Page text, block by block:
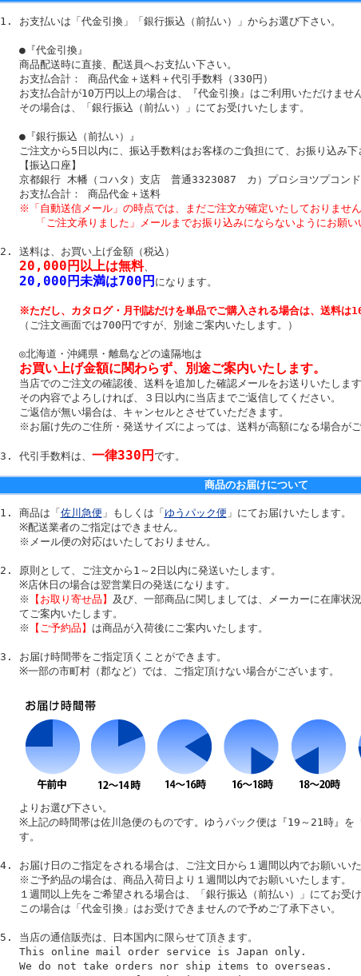
お支払いは「代金引換」「銀行振込（前払い）」からお選び下さい。
●『代金引換』
商品配送時に直接、配送員へお支払い下さい。
お支払合計： 商品代金＋送料＋代引手数料（330円）
お支払合計が10万円以上の場合は、『代金引換』はご利用いただけません
その場合は、「銀行振込（前払い）」にてお受けいたします。
●『銀行振込（前払い）』
ご注文から5日以内に、振込手数料はお客様のご負担にて、お振り込み下
【振込口座】
京都銀行 木幡（コハタ）支店 普通3323087 カ）プロシヨツプコンド
お支払合計： 商品代金＋送料
※「自動送信メール」の時点では、まだご注文が確定いたしておりません
「ご注文承りました」メールまでお振り込みにならないようにお願い
送料は、お買い上げ金額（税込）
20,000円以上は無料、
20,000円未満は700円 になります。
※ただし、カタログ・月刊誌だけを単品でご購入される場合は、送料は
（ご注文画面では700円ですが、別途ご案内いたします。）
◎北海道・沖縄県・離島などの遠隔地は
お買い上げ金額に関わらず、別途ご案内いたします。
当店でのご注文の確認後、送料を追加した確認メールをお送りいたします
その内容でよろしければ、３日以内に当店までご返信してください。
ご返信が無い場合は、キャンセルとさせていただきます。
※お届け先のご住所・発送サイズによっては、送料が高額になる場合が
代引手数料は、 一律330円 です。
商品のお届けについて
商品は「 佐川急便 」もしくは「 ゆうパック便 」にてお届けいたします。
※配送業者のご指定はできません。
※メール便の対応はいたしておりません。
原則として、ご注文から1～2日以内に発送いたします。
※店休日の場合は翌営業日の発送になります。
※ 【お取り寄せ品】 及び、一部商品に関しましては、メーカーに在庫状
てご案内いたします。
※ 【ご予約品】 は商品が入荷後にご案内いたします。
お届け時間帯をご指定頂くことができます。
※一部の市町村（郡など）では、ご指定頂けない場合がございます。
よりお選び下さい。
※上記の時間帯は佐川急便のものです。ゆうパック便は『19～21時』を
す。
お届け日のご指定をされる場合は、ご注文日から１週間以内でお願いいた
※ご予約品の場合は、商品入荷日より１週間以内でお願いいたします。
１週間以上先をご希望される場合は、「銀行振込（前払い）」にてお受け
この場合は「代金引換」はお受けできませんので予めご了承下さい。
当店の通信販売は、日本国内に限らせて頂きます。
This online mail order service is Japan only.
We do not take orders nor ship items to overseas.